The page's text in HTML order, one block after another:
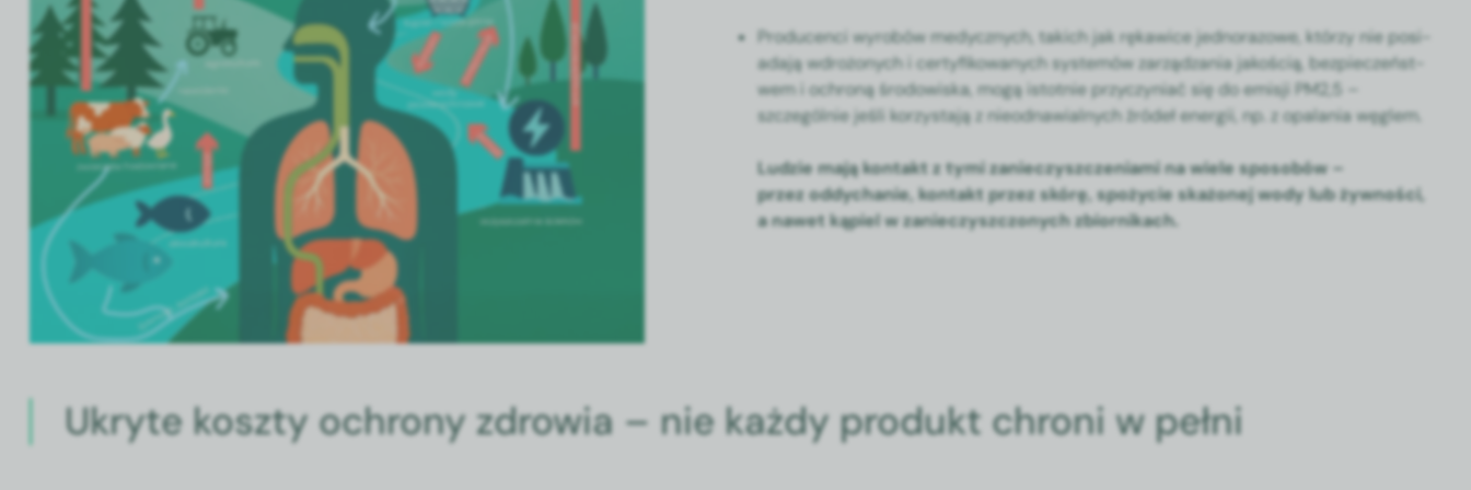
Pro­du­cen­ci wyrobów medy­cznych, takich jak rękaw­ice jed­no­ra­zowe, którzy nie posi­
ada­ją wdrożonych i cer­ty­fikowanych sys­temów zarządza­nia jakoś­cią, bez­pieczeńst­
wem i ochroną środowiska, mogą istot­nie przy­czy­ni­ać się do emisji PM2,5 –
szczegól­nie jeśli korzys­ta­ją z nieod­naw­ial­nych źródeł energii, np. z opala­nia węglem.
Ludzie mają kon­takt z tymi zanieczyszczeni­a­mi na wiele sposobów –
przez odd­y­chanie, kon­takt przez skórę, spoży­cie skażonej wody lub żywnoś­ci,
a nawet kąpiel w zanieczyszc­zonych zbiornikach.
Ukryte koszty ochrony zdrowia – nie każdy produkt chroni w pełni